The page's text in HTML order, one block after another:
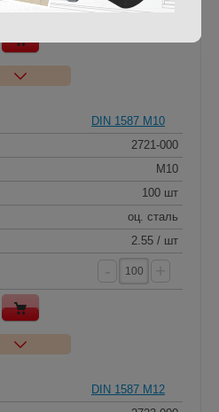
DIN 1587 M10
2721-000
M10
100 шт
оц. сталь
2.55 / шт
DIN 1587 M12